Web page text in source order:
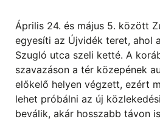
Április 24. és május 5. között
egyesíti az Újvidék teret, ahol
Szugló utca szeli ketté. A
szavazáson a tér közepének
előkelő helyen végzett, ezért
lehet próbálni az új
beválik, akár hosszabb távon